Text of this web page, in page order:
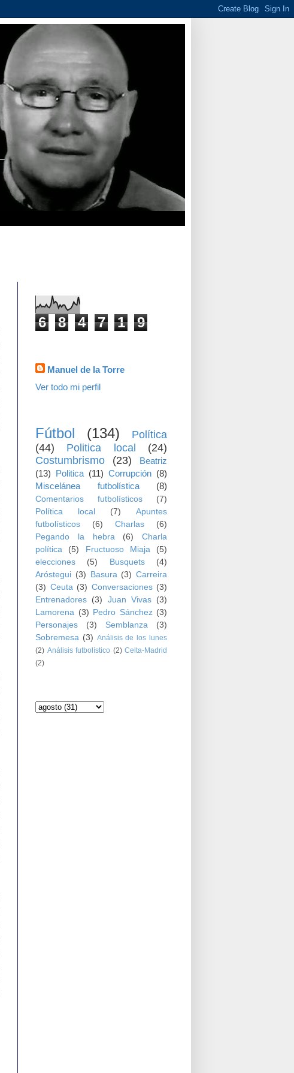
6 8 4 7 1 9
Manuel de la Torre
Ver todo mi perfil
Fútbol (134)
Política
(44)
Politica local
(24)
Costumbrismo
(23)
Beatriz
(13) Politica (11) Corrupción (8)
Miscelánea futbolística
(8)
Comentarios futbolísticos
(7)
Política local
(7)
Apuntes
futbolísticos
(6) Charlas
(6)
Pegando la hebra
(6)
Charla
política
(5) Fructuoso Miaja
(5)
elecciones
(5) Busquets
(4)
Aróstegui (3) Basura (3) Carreira
(3) Ceuta (3) Conversaciones (3)
Entrenadores (3) Juan Vivas
(3)
Lamorena (3) Pedro Sánchez (3)
Personajes
(3) Semblanza
(3)
Sobremesa (3) Análisis de los lunes
(2) Análisis futbolístico (2) Celta-Madrid
(2)